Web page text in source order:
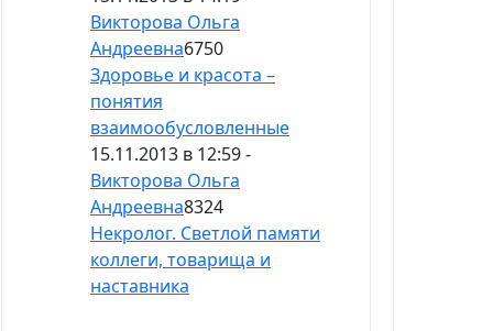
Викторова Ольга
Андреевна6750
Здоровье и красота –
понятия
взаимообусловленные
15.11.2013 в 12:59 -
Викторова Ольга
Андреевна8324
Некролог. Светлой памяти
коллеги, товарища и
наставника